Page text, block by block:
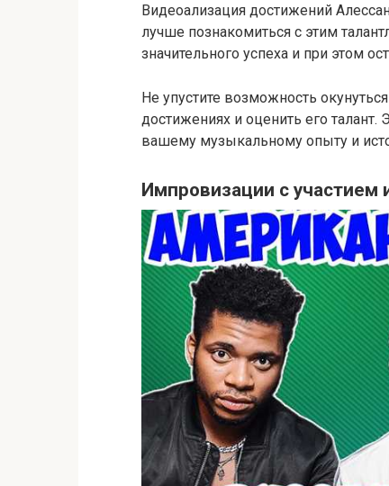
Видеоализация достижений
лучше познакомиться с этим
значительного успеха и при этом
Не упустите возможность
достижениях и оценить его
вашему музыкальному опыту и
Импровизации с участием